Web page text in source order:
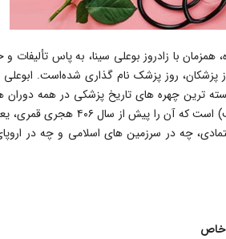
همزمان با زادروز بوعلی سینا، به پاس
پزشکان، روز پزشک نام گذاری شده‌است. ابوعلی
ترین چهره های تاریخ پزشکی در همه
چه در سرزمین های اسلامی و چه در
خاص